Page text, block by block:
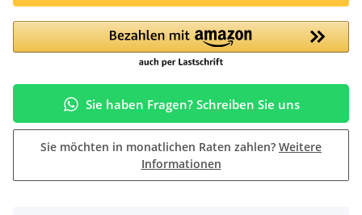
Sie haben Fragen? Schreiben Sie uns
Sie möchten in monatlichen Raten zahlen? Weitere
Informationen